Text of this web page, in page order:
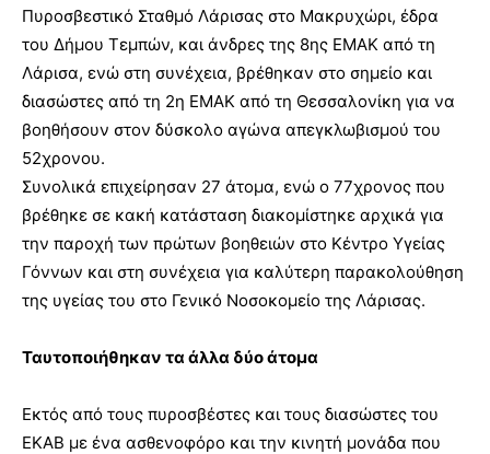
Πυροσβεστικό Σταθμό Λάρισας στο Μακρυχώρι, έδρα
του Δήμου Τεμπών, και άνδρες της 8ης ΕΜΑΚ από τη
Λάρισα, ενώ στη συνέχεια, βρέθηκαν στο σημείο και
διασώστες από τη 2η ΕΜΑΚ από τη Θεσσαλονίκη για να
βοηθήσουν στον δύσκολο αγώνα απεγκλωβισμού του
52χρονου.
Συνολικά επιχείρησαν 27 άτομα, ενώ ο 77χρονος που
βρέθηκε σε κακή κατάσταση διακομίστηκε αρχικά για
την παροχή των πρώτων βοηθειών στο Κέντρο Υγείας
Γόννων και στη συνέχεια για καλύτερη παρακολούθηση
της υγείας του στο Γενικό Νοσοκομείο της Λάρισας.
Ταυτοποιήθηκαν τα άλλα δύο άτομα
Εκτός από τους πυροσβέστες και τους διασώστες του
ΕΚΑΒ με ένα ασθενοφόρο και την κινητή μονάδα που